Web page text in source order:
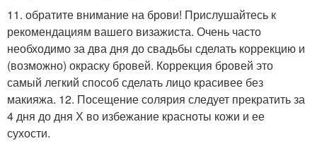
11. обратите внимание на брови! Прислушайтесь к
рекомендациям вашего визажиста. Очень часто
необходимо за два дня до свадьбы сделать коррекцию и
(возможно) окраску бровей. Коррекция бровей это
самый легкий способ сделать лицо красивее без
макияжа. 12. Посещение солярия следует прекратить за
4 дня до дня Х во избежание красноты кожи и ее
сухости.